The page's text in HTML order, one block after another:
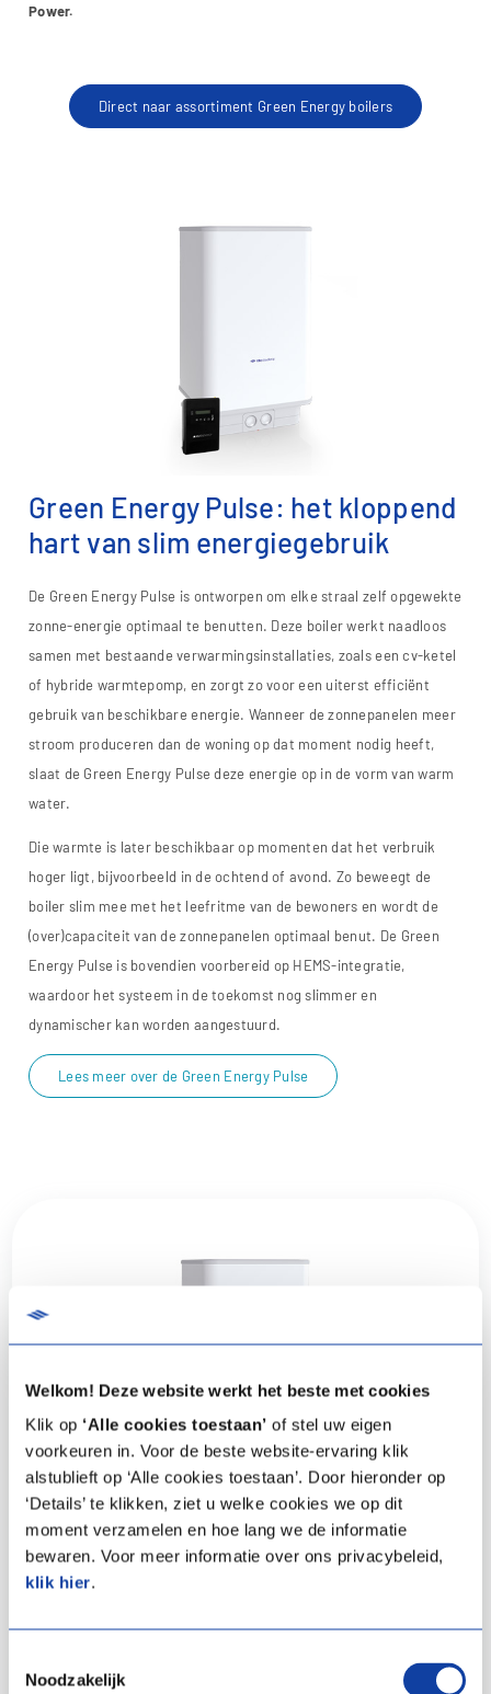
Welkom! Deze website werkt het beste met cookies
Klik op ‘Alle cookies toestaan’ of stel uw eigen
voorkeuren in. Voor de beste website-ervaring klik
alstublieft op ‘Alle cookies toestaan’. Door hieronder op
‘Details’ te klikken, ziet u welke cookies we op dit
moment verzamelen en hoe lang we de informatie
bewaren. Voor meer informatie over ons privacybeleid,
klik hier.
Noodzakelijk
Power.
Direct naar assortiment Green Energy boilers
Green Energy Pulse: het kloppend
hart van slim energiegebruik
De Green Energy Pulse is ontworpen om elke straal zelf opgewekte
zonne-energie optimaal te benutten. Deze boiler werkt naadloos
samen met bestaande verwarmingsinstallaties, zoals een cv-ketel
of hybride warmtepomp, en zorgt zo voor een uiterst efficiënt
gebruik van beschikbare energie. Wanneer de zonnepanelen meer
stroom produceren dan de woning op dat moment nodig heeft,
slaat de Green Energy Pulse deze energie op in de vorm van warm
water.
Die warmte is later beschikbaar op momenten dat het verbruik
hoger ligt, bijvoorbeeld in de ochtend of avond. Zo beweegt de
boiler slim mee met het leefritme van de bewoners en wordt de
(over)capaciteit van de zonnepanelen optimaal benut. De Green
Energy Pulse is bovendien voorbereid op HEMS-integratie,
waardoor het systeem in de toekomst nog slimmer en
dynamischer kan worden aangestuurd.
Lees meer over de Green Energy Pulse
Green Energy Power: maximale
onafhankelijkheid en slim
binnen de Green Energy-lijn. Deze boiler kan de volledige